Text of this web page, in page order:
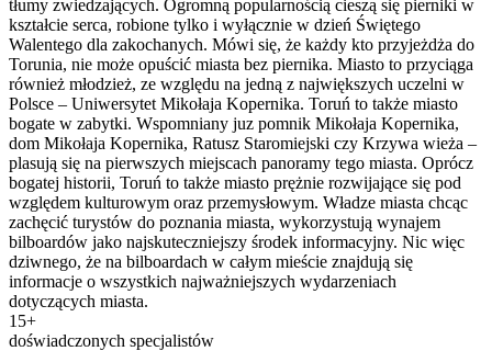
tłumy zwiedzających. Ogromną popularnością cieszą się pierniki w
kształcie serca, robione tylko i wyłącznie w dzień Świętego
Walentego dla zakochanych. Mówi się, że każdy kto przyjeżdża do
Torunia, nie może opuścić miasta bez piernika. Miasto to przyciąga
również młodzież, ze względu na jedną z największych uczelni w
Polsce – Uniwersytet Mikołaja Kopernika. Toruń to także miasto
bogate w zabytki. Wspomniany juz pomnik Mikołaja Kopernika,
dom Mikołaja Kopernika, Ratusz Staromiejski czy Krzywa wieża –
plasują się na pierwszych miejscach panoramy tego miasta. Oprócz
bogatej historii, Toruń to także miasto prężnie rozwijające się pod
względem kulturowym oraz przemysłowym. Władze miasta chcąc
zachęcić turystów do poznania miasta, wykorzystują wynajem
bilboardów jako najskuteczniejszy środek informacyjny. Nic więc
dziwnego, że na bilboardach w całym mieście znajdują się
informacje o wszystkich najważniejszych wydarzeniach
dotyczących miasta.
15+
doświadczonych specjalistów